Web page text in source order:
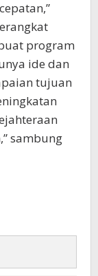
program
ide dan
tujuan
sambung